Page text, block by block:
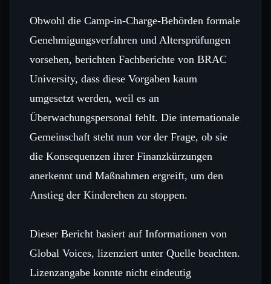
Obwohl die Camp‑in‑Charge‑Behörden formale
Genehmigungsverfahren und Altersprüfungen
vorsehen, berichten Fachberichte von BRAC
University, dass diese Vorgaben kaum
umgesetzt werden, weil es an
Überwachungspersonal fehlt. Die internationale
Gemeinschaft steht nun vor der Frage, ob sie
die Konsequenzen ihrer Finanzkürzungen
anerkennt und Maßnahmen ergreift, um den
Anstieg der Kinderehen zu stoppen.
Dieser Bericht basiert auf Informationen von
Global Voices, lizenziert unter Quelle beachten.
Lizenzangabe konnte nicht eindeutig